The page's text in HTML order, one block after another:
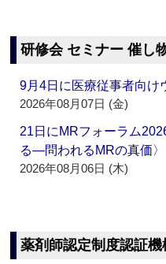
研修会 セミナー 催し
9月4日に医療従事者向
2026年08月07日 (金)
21日にMRフォーラム
る―問われるMRの真価
2026年08月06日 (木)
薬剤師認定制度認証